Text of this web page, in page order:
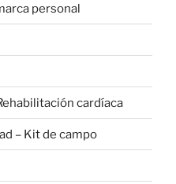
personal
cardíaca
– Kit de campo